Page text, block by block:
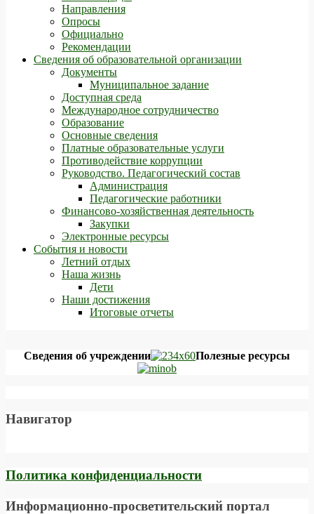
Направления
Опросы
Официально
Рекомендации
Сведения об образовательной организации
Документы
Муниципальное задание
Доступная среда
Международное сотрудничество
Образование
Основные сведения
Платные образовательные услуги
Противодействие коррупции
Руководство. Педагогический состав
Администрация
Педагогические работники
Финансово-хозяйственная деятельность
Закупки
Электронные ресурсы
События и новости
Летний отдых
Наша жизнь
Дети
Наши достижения
Итоговые отчеты
Сведения об учреждении Полезные ресурсы
Навигатор
Политика конфиденциальности
Информационно-просветительский портал